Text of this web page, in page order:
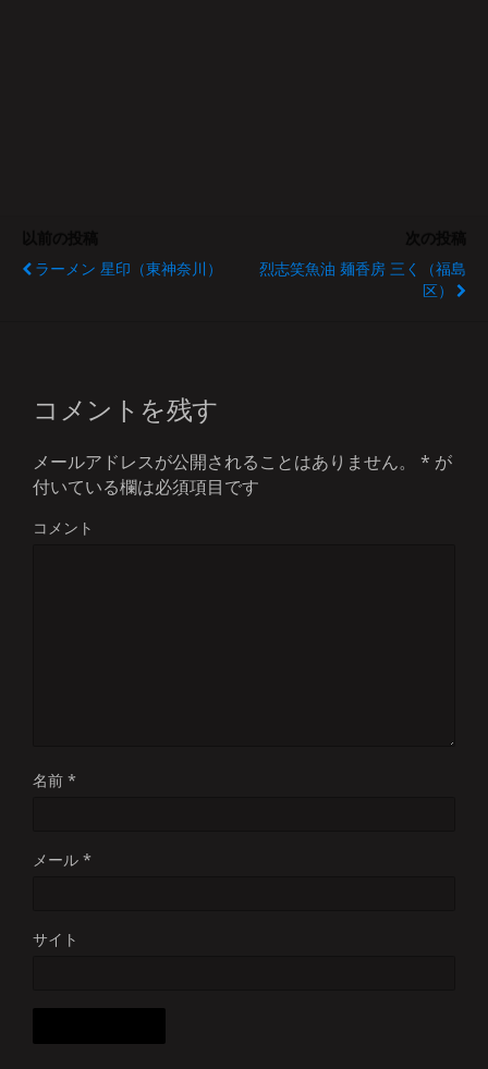
ラーメン 星印（東神奈川）
烈志笑魚油 麺香房 三く（福島
区）
コメントを残す
メールアドレスが公開されることはありません。 * が
付いている欄は必須項目です
コメント
名前 *
メール *
サイト